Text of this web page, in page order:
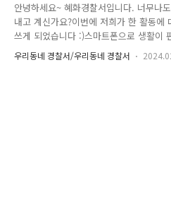
안녕하세요~ 혜화경찰서입니다. 너무나
내고 계신가요?이번에 저희가 한 활동에
쓰게 되었습니다 :)스마트폰으로 생활이
명으로 많은 사람과도 의사소통을할 수
정보통신기술의 발전은 좋은 면만 있는
우리동네 경찰서/우리동네 경찰서